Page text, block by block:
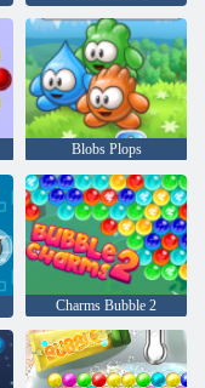
Blobs Plops
Charms Bubble 2